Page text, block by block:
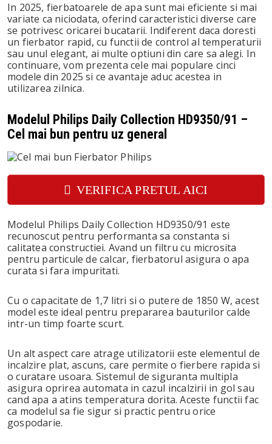
In 2025, fierbatoarele de apa sunt mai eficiente si mai
variate ca niciodata, oferind caracteristici diverse care
se potrivesc oricarei bucatarii. Indiferent daca doresti
un fierbator rapid, cu functii de control al temperaturii
sau unul elegant, ai multe optiuni din care sa alegi. In
continuare, vom prezenta cele mai populare cinci
modele din 2025 si ce avantaje aduc acestea in
utilizarea zilnica.
Modelul Philips Daily Collection HD9350/91 –
Cel mai bun pentru uz general
VERIFICA PRETUL AICI
Modelul Philips Daily Collection HD9350/91 este
recunoscut pentru performanta sa constanta si
calitatea constructiei. Avand un filtru cu microsita
pentru particule de calcar, fierbatorul asigura o apa
curata si fara impuritati.
Cu o capacitate de 1,7 litri si o putere de 1850 W, acest
model este ideal pentru prepararea bauturilor calde
intr-un timp foarte scurt.
Un alt aspect care atrage utilizatorii este elementul de
incalzire plat, ascuns, care permite o fierbere rapida si
o curatare usoara. Sistemul de siguranta multipla
asigura oprirea automata in cazul incalzirii in gol sau
cand apa a atins temperatura dorita. Aceste functii fac
ca modelul sa fie sigur si practic pentru orice
gospodarie.